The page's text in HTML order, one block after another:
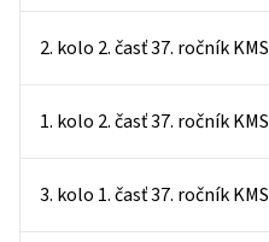
2. kolo 2. časť 37. ročník KMS
1. kolo 2. časť 37. ročník KMS
3. kolo 1. časť 37. ročník KMS